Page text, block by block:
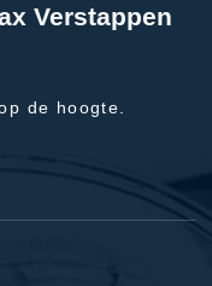
Verstappen
de hoogte.